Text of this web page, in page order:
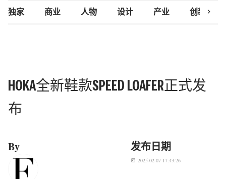
独家 商业 人物 设计 产业 创新研究
chevron_right
HOKA全新鞋款SPEED LOAFER正式发
布
By 发布日期
today 2025-02-07 17:43:26